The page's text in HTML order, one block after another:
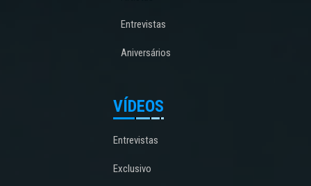
Entrevistas
Aniversários
VÍDEOS
Entrevistas
Exclusivo